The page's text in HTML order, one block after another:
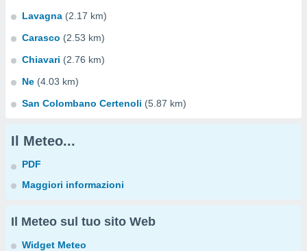
Lavagna (2.17 km)
Carasco (2.53 km)
Chiavari (2.76 km)
Ne (4.03 km)
San Colombano Certenoli (5.87 km)
Il Meteo...
PDF
Maggiori informazioni
Il Meteo sul tuo sito Web
Widget Meteo